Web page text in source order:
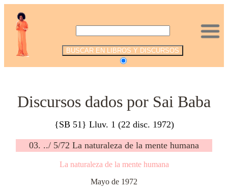
Discursos dados por Sai Baba
{SB 51} Lluv. 1 (22 disc. 1972)
03. ../ 5/72 La naturaleza de la mente humana
La naturaleza de la mente humana
Mayo de 1972